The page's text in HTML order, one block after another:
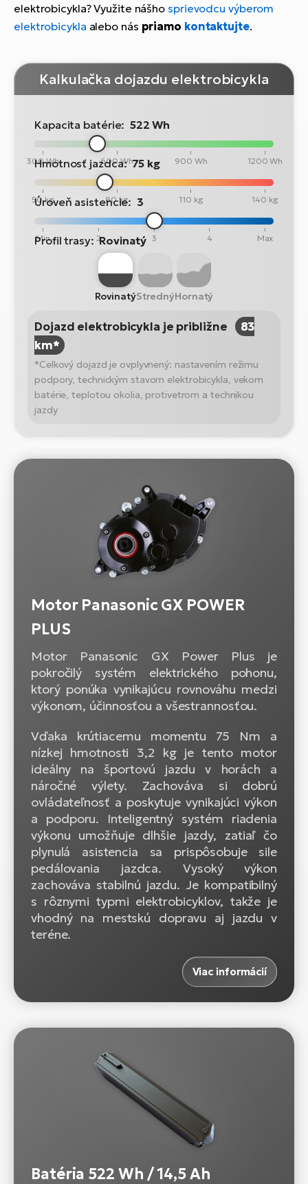
elektrobicykla? Využite nášho sprievodcu výberom
elektrobicykla alebo nás priamo kontaktujte.
Kalkulačka dojazdu elektrobicykla
Kapacita batérie: 522 Wh
300 Wh 600 Wh 900 Wh 1200 Wh
Hmotnosť jazdca: 75 kg
50 kg 80 kg 110 kg 140 kg
Úroveň asistencie: 3
Min 2 3 4 Max
Profil trasy: Rovinatý
RovinatýStrednýHornatý
Dojazd elektrobicykla je približne
83
km*
*Celkový dojazd je ovplyvnený: nastavením režimu
podpory, technickým stavom elektrobicykla, vekom
batérie, teplotou okolia, protivetrom a technikou
jazdy
Motor Panasonic GX POWER
PLUS
Motor Panasonic GX Power Plus je
pokročilý systém elektrického pohonu,
ktorý ponúka vynikajúcu rovnováhu medzi
výkonom, účinnosťou a všestrannosťou.
Vďaka krútiacemu momentu 75 Nm a
nízkej hmotnosti 3,2 kg je tento motor
ideálny na športovú jazdu v horách a
náročné výlety. Zachováva si dobrú
ovládateľnosť a poskytuje vynikajúci výkon
a podporu. Inteligentný systém riadenia
výkonu umožňuje dlhšie jazdy, zatiaľ čo
plynulá asistencia sa prispôsobuje sile
pedálovania jazdca. Vysoký výkon
zachováva stabilnú jazdu. Je kompatibilný
s rôznymi typmi elektrobicyklov, takže je
vhodný na mestskú dopravu aj jazdu v
teréne.
Viac informácií
Batéria 522 Wh / 14,5 Ah